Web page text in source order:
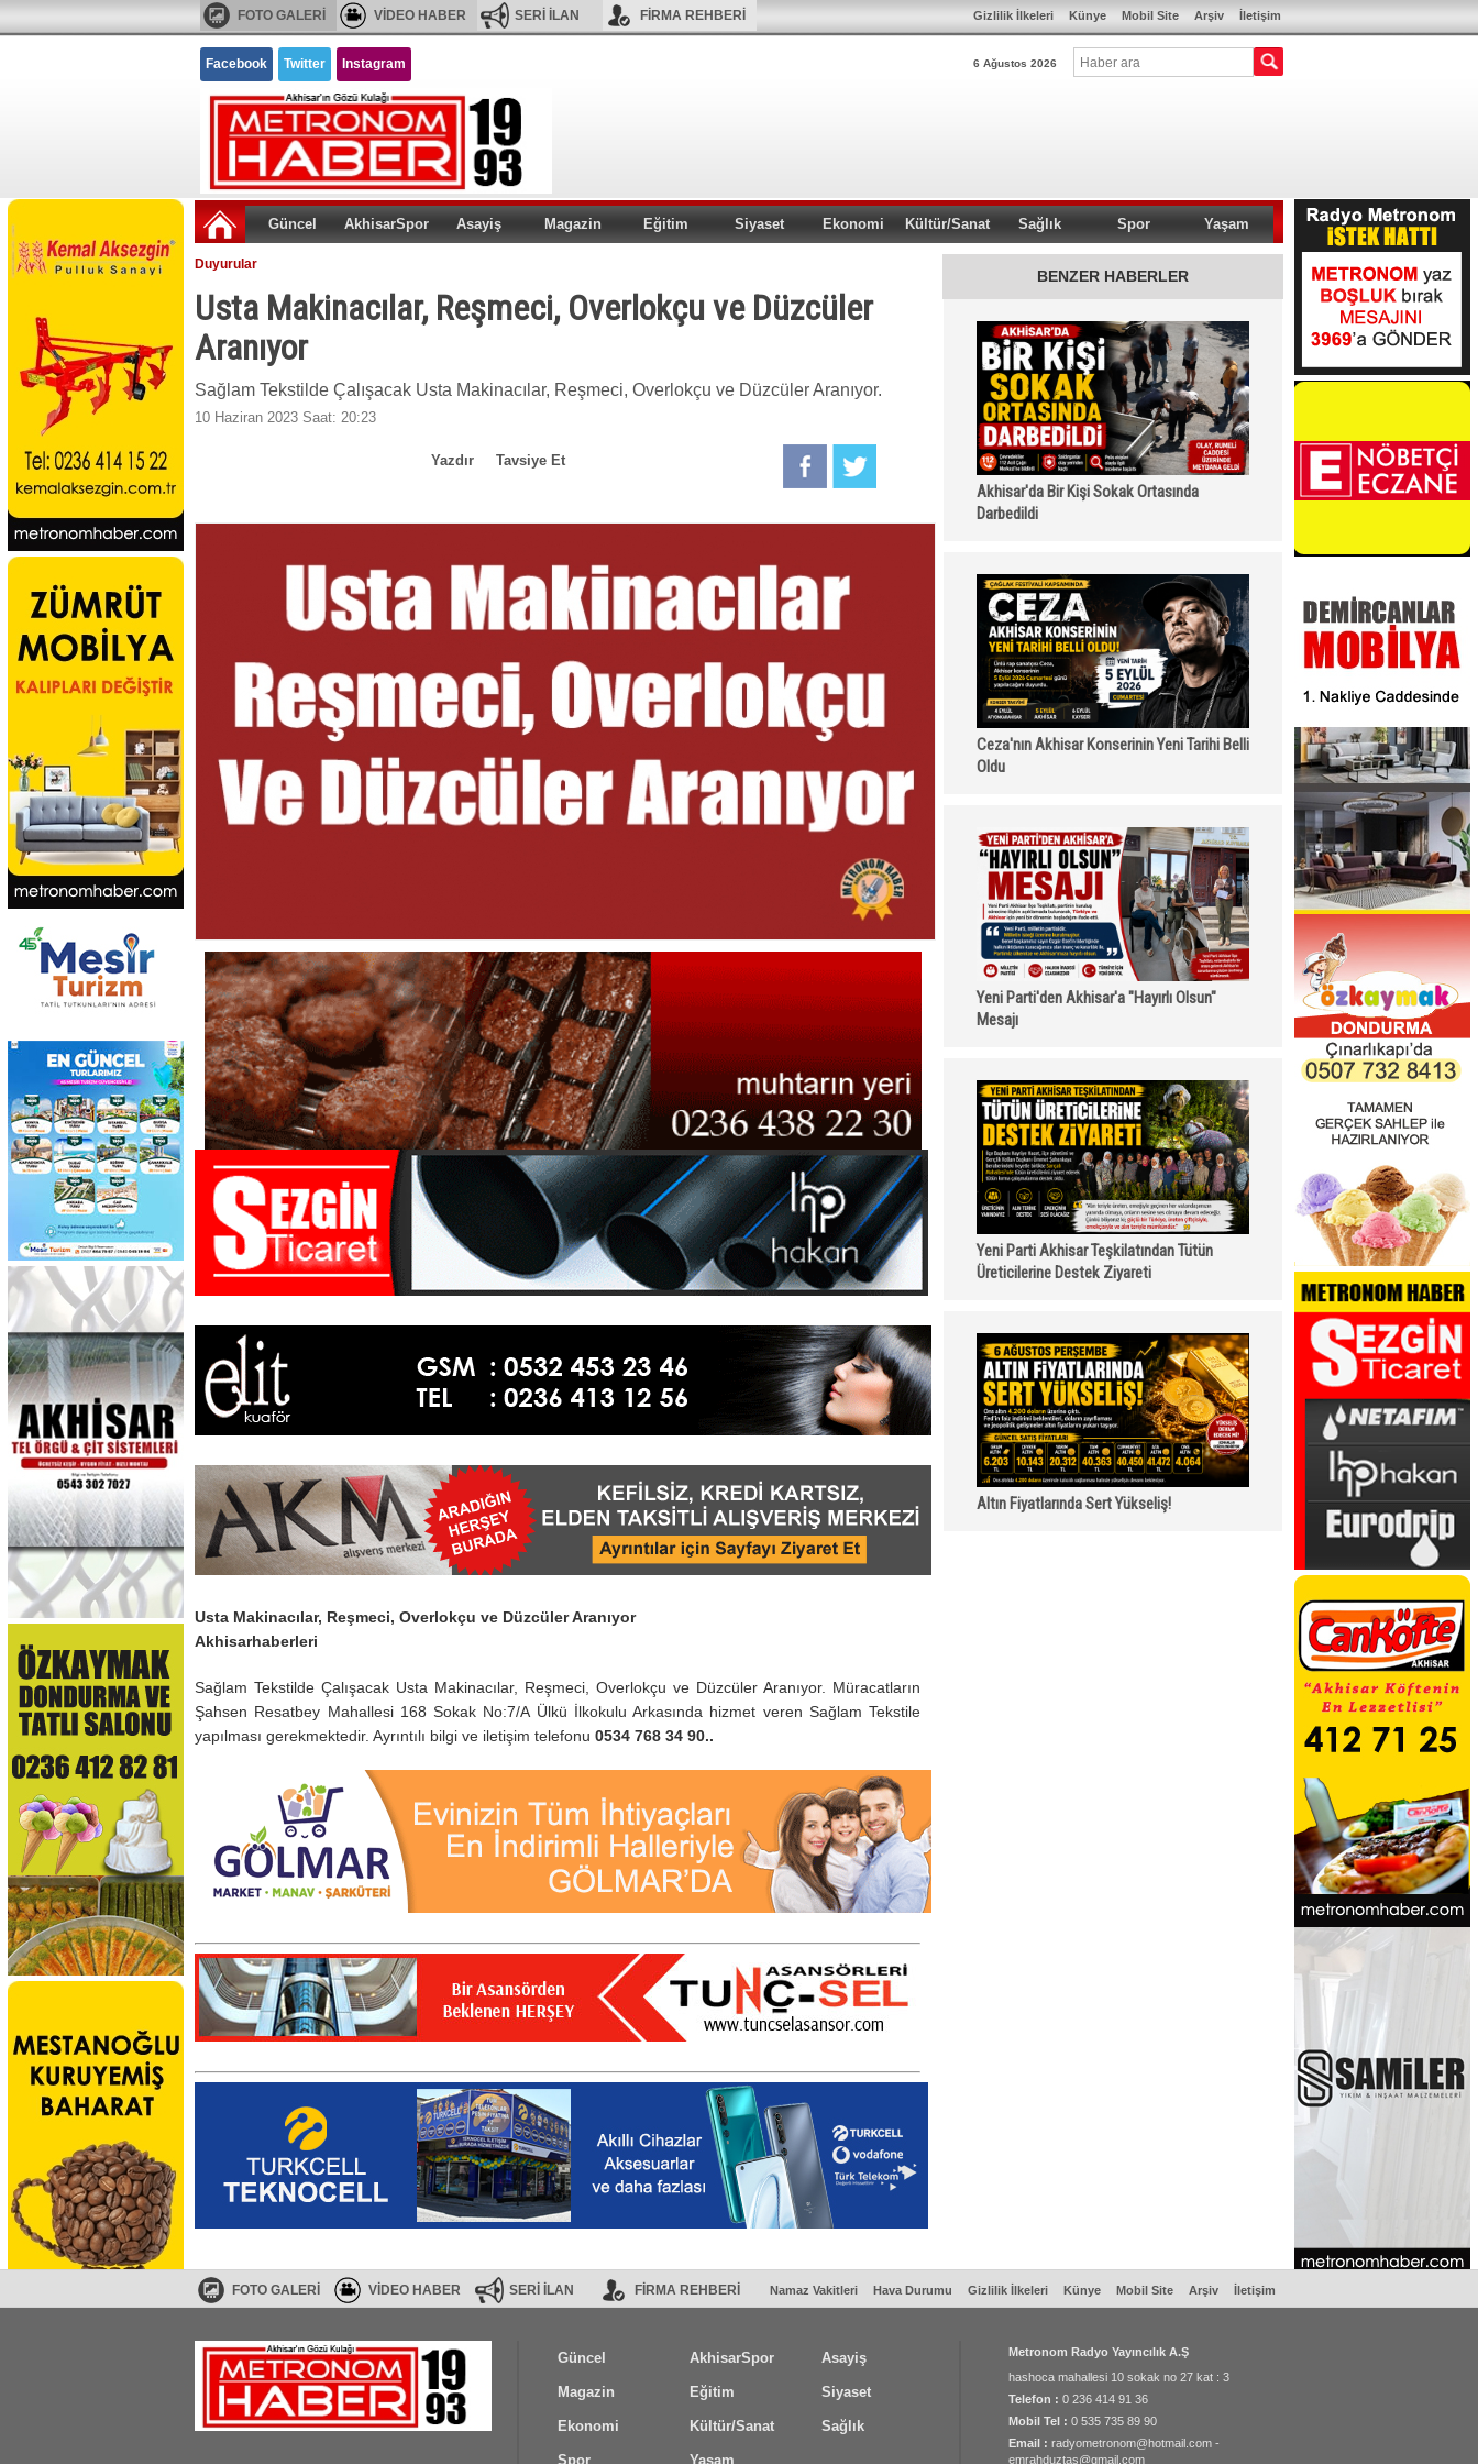
FOTO GALERİ VİDEO HABER SERİ İLAN FİRMA REHBERİ İletişim
Arşiv
Mobil Site
Künye
Gizlilik İlkeleri
Facebook Twitter Instagram 6 Ağustos 2026
Güncel AkhisarSpor Asayiş Magazin Eğitim Siyaset Ekonomi Kültür/Sanat Sağlık Spor Yaşam
BENZER HABERLER
Akhisar'da Bir Kişi Sokak Ortasında
Darbedildi
Ceza'nın Akhisar Konserinin Yeni Tarihi Belli
Oldu
Yeni Parti'den Akhisar'a "Hayırlı Olsun"
Mesajı
Yeni Parti Akhisar Teşkilatından Tütün
Üreticilerine Destek Ziyareti
Altın Fiyatlarında Sert Yükseliş!
Duyurular
Usta Makinacılar, Reşmeci, Overlokçu ve Düzcüler
Aranıyor
Sağlam Tekstilde Çalışacak Usta Makinacılar, Reşmeci, Overlokçu ve Düzcüler Aranıyor.
10 Haziran 2023 Saat: 20:23
Tavsiye Et
Yazdır
Usta Makinacılar, Reşmeci, Overlokçu ve Düzcüler Aranıyor
Akhisarhaberleri
Sağlam Tekstilde Çalışacak Usta Makinacılar, Reşmeci, Overlokçu ve Düzcüler Aranıyor. Müracatların
Şahsen Resatbey Mahallesi 168 Sokak No:7/A Ülkü İlkokulu Arkasında hizmet veren Sağlam Tekstile
yapılması gerekmektedir. Ayrıntılı bilgi ve iletişim telefonu 0534 768 34 90..
FOTO GALERİ VİDEO HABER SERİ İLAN FİRMA REHBERİ İletişim
Arşiv
Mobil Site
Künye
Gizlilik İlkeleri
Hava Durumu
Namaz Vakitleri
Metronom Radyo Yayıncılık A.Ş
hashoca mahallesi 10 sokak no 27 kat : 3
Telefon : 0 236 414 91 36
Mobil Tel : 0 535 735 89 90
Email : radyometronom@hotmail.com -
emrahduztas@gmail.com
Güncel AkhisarSpor Asayiş
Magazin Eğitim Siyaset
Ekonomi Kültür/Sanat Sağlık
Spor Yaşam